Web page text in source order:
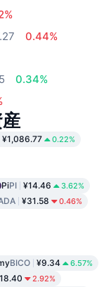
0.44%
0.34%
¥1,086.77 0.22%
PiPI ¥14.46 3.62%
¥31.58 0.46%
BICO ¥9.34 6.57%
2.92%